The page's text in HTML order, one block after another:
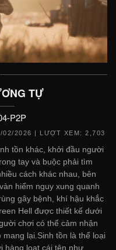
TỰ
P2P
02/2026 | LƯỢT XEM: 2,703
tồn khác, khởi đầu người
tay và buộc phải tìm
cách khác nhau, bên
hiểm nguy xung quanh
gây bệnh, khí hậu khắc
Hell được thiết kế dưới
chơi có thể cảm nhận
lại.Sinh tồn là thể loại
hàng loạt cái tên như